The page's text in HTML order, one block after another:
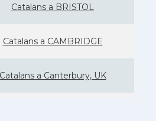
Catalans a BRISTOL
Catalans a CAMBRIDGE
Catalans a Canterbury, UK